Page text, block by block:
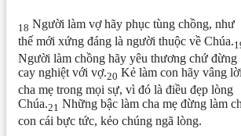
18 Người làm vợ hãy phục tùng chồng, như
thế mới xứng đáng là người thuộc về Chúa.
Người làm chồng hãy yêu thương chứ đừng
cay nghiệt với vợ.20 Kẻ làm con hãy vâng lời
cha mẹ trong mọi sự, vì đó là điều đẹp lòng
Chúa.21 Những bậc làm cha mẹ đừng làm
con cái bực tức, kẻo chúng ngã lòng.